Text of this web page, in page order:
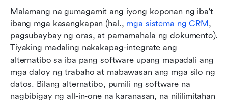
Malamang na gumagamit ang iyong koponan ng iba't
ibang mga kasangkapan (hal., mga sistema ng CRM ,
pagsubaybay ng oras, at pamamahala ng dokumento).
Tiyaking madaling nakakapag-integrate ang
alternatibo sa iba pang software upang mapadali ang
mga daloy ng trabaho at mabawasan ang mga silo ng
datos. Bilang alternatibo, pumili ng software na
nagbibigay ng all-in-one na karanasan, na nililimitahan